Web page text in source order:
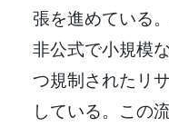
張を進めている
非公式で小規模
つ規制されたリ
している。この